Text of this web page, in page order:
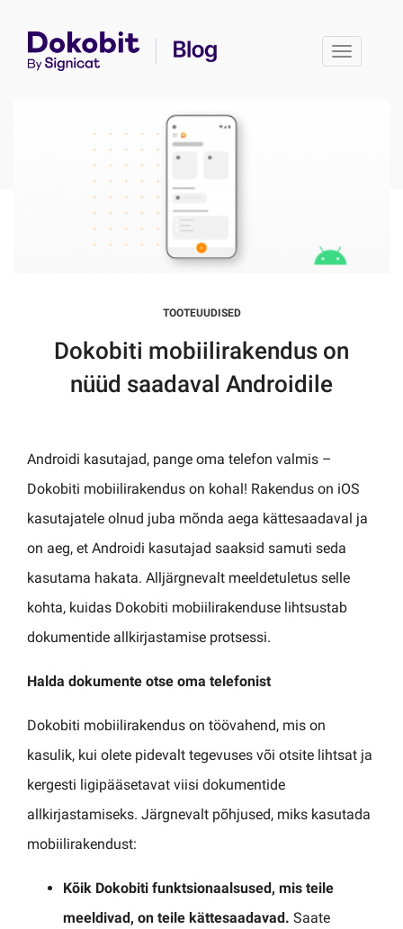
Toggle
TOOTEUUDISED
Dokobiti mobiilirakendus on
nüüd saadaval Androidile
Androidi kasutajad, pange oma telefon valmis –
Dokobiti mobiilirakendus on kohal! Rakendus on iOS
kasutajatele olnud juba mõnda aega kättesaadaval ja
on aeg, et Androidi kasutajad saaksid samuti seda
kasutama hakata. Alljärgnevalt meeldetuletus selle
kohta, kuidas Dokobiti mobiilirakenduse lihtsustab
dokumentide allkirjastamise protsessi.
Halda dokumente otse oma telefonist
Dokobiti mobiilirakendus on töövahend, mis on
kasulik, kui olete pidevalt tegevuses või otsite lihtsat ja
kergesti ligipääsetavat viisi dokumentide
allkirjastamiseks. Järgnevalt põhjused, miks kasutada
mobiilirakendust:
Kõik Dokobiti funktsionaalsused, mis teile
meeldivad, on teile kättesaadavad. Saate